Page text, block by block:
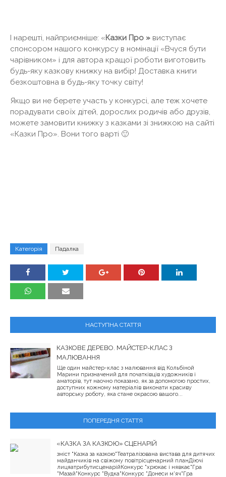
І нарешті, найприємніше: «Казки Про » виступає
спонсором нашого конкурсу в номінації «Вчуся бути
чарівником» і для автора кращої роботи виготовить
будь-яку казкову книжку на вибір! Доставка книги
безкоштовна в будь-яку точку світу!
Якщо ви не берете участь у конкурсі, але теж хочете
порадувати своїх дітей, дорослих родичів або друзів,
можете замовити книжку з казками зі знижкою на сайті
«Казки Про». Вони того варті 🙂
Категорія Падалка
НАСТУПНА СТАТТЯ
КАЗКОВЕ ДЕРЕВО. МАЙСТЕР-КЛАС З
МАЛЮВАННЯ
Ще один майстер-клас з малювання від Кольбіной
Марини призначений для початківців художників і
аматорів, тут наочно показано, як за допомогою простих,
доступних кожному матеріалів виконати красиву
авторську роботу, яка стане окрасою вашого...
ПОПЕРЕДНЯ СТАТТЯ
«КАЗКА ЗА КАЗКОЮ» СЦЕНАРІЙ
зміст "Казка за казкою"Театралізована вистава для дитячих
майданчиків на свіжому повітрісценарний планДіючі
лицяатрибутисценарійКонкурс "хрюкає і нявкає"Гра
"Мазай"Конкурс "Вудка"Конкурс "Донеси м'яч"Гра